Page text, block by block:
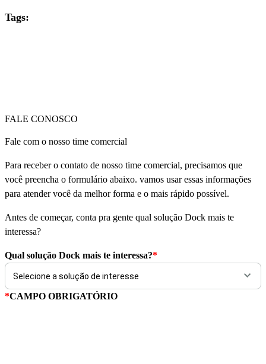
Tags:
FALE CONOSCO
Fale com o nosso time comercial
Para receber o contato de nosso time comercial, precisamos que
você preencha o formulário abaixo. vamos usar essas informações
para atender você da melhor forma e o mais rápido possível.
Antes de começar, conta pra gente qual solução Dock mais te
interessa?
Qual solução Dock mais te interessa?*
*CAMPO OBRIGATÓRIO